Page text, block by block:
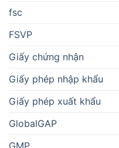
fsc
FSVP
Giấy chứng nhận
Giấy phép nhập khẩu
Giấy phép xuất khẩu
GlobalGAP
GMP